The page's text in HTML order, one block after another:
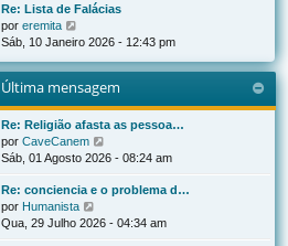
n
a
g
m
m
m
e
n
a
g
m
ú
l
t
m
a
m
e
n
s
g
e
m
Re: Lista de Falácias
por eremita
e
ú
l
t
i
m
a
e
n
s
Sáb, 10 Janeiro 2026 - 12:43 pm
Última mensagem
Re: Religião afasta as pessoa…
por CaveCanem
e
ú
t
Sáb, 01 Agosto 2026 - 08:24 am
Re: conciencia e o problema d…
por Humanista
e
Qua, 29 Julho 2026 - 04:34 am